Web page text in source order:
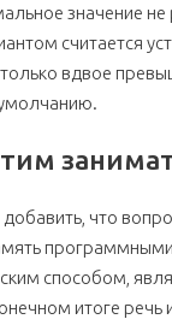
значение
считается
вдвое
что
способом,
итоге речь